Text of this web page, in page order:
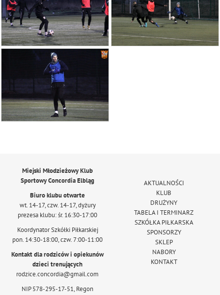
Miejski Młodzieżowy Klub
Sportowy Concordia Elbląg
Biuro klubu otwarte
wt. 14-17, czw. 14-17, dyżury
prezesa klubu: śr. 16:30-17:00
Koordynator Szkółki Piłkarskiej
pon. 14:30-18:00, czw. 7:00-11:00
Kontakt dla rodziców i opiekunów
dzieci trenujących
rodzice.concordia@gmail.com
NIP 578-295-17-51, Regon
AKTUALNOŚCI
KLUB
DRUŻYNY
TABELA I TERMINARZ
SZKÓŁKA PIŁKARSKA
SPONSORZY
SKLEP
NABORY
KONTAKT